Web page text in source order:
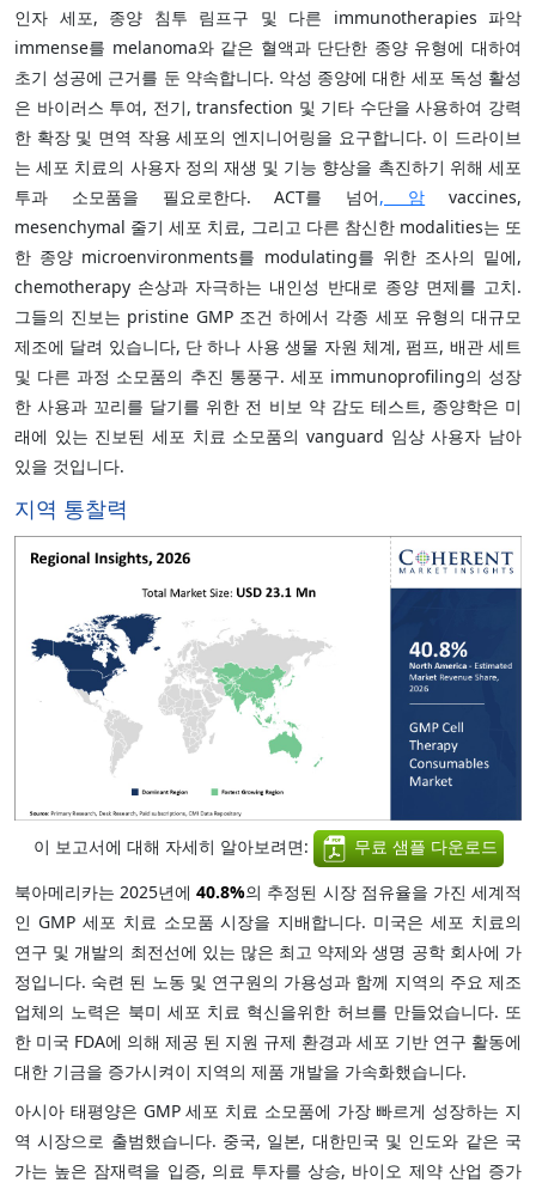
인자 세포, 종양 침투 림프구 및 다른 immunotherapies 파악
immense를 melanoma와 같은 혈액과 단단한 종양 유형에 대하여
초기 성공에 근거를 둔 약속합니다. 악성 종양에 대한 세포 독성 활성
은 바이러스 투여, 전기, transfection 및 기타 수단을 사용하여 강력
한 확장 및 면역 작용 세포의 엔지니어링을 요구합니다. 이 드라이브
는 세포 치료의 사용자 정의 재생 및 기능 향상을 촉진하기 위해 세포
투과 소모품을 필요로한다. ACT를 넘어, 암 vaccines,
mesenchymal 줄기 세포 치료, 그리고 다른 참신한 modalities는 또
한 종양 microenvironments를 modulating를 위한 조사의 밑에,
chemotherapy 손상과 자극하는 내인성 반대로 종양 면제를 고치.
그들의 진보는 pristine GMP 조건 하에서 각종 세포 유형의 대규모
제조에 달려 있습니다, 단 하나 사용 생물 자원 체계, 펌프, 배관 세트
및 다른 과정 소모품의 추진 통풍구. 세포 immunoprofiling의 성장
한 사용과 꼬리를 달기를 위한 전 비보 약 감도 테스트, 종양학은 미
래에 있는 진보된 세포 치료 소모품의 vanguard 임상 사용자 남아
있을 것입니다.
지역 통찰력
이 보고서에 대해 자세히 알아보려면:
무료 샘플 다운로드
북아메리카는 2025년에40.8%의 추정된 시장 점유율을 가진 세계적
인 GMP 세포 치료 소모품 시장을 지배합니다. 미국은 세포 치료의
연구 및 개발의 최전선에 있는 많은 최고 약제와 생명 공학 회사에 가
정입니다. 숙련 된 노동 및 연구원의 가용성과 함께 지역의 주요 제조
업체의 노력은 북미 세포 치료 혁신을위한 허브를 만들었습니다. 또
한 미국 FDA에 의해 제공 된 지원 규제 환경과 세포 기반 연구 활동에
대한 기금을 증가시켜이 지역의 제품 개발을 가속화했습니다.
아시아 태평양은 GMP 세포 치료 소모품에 가장 빠르게 성장하는 지
역 시장으로 출범했습니다. 중국, 일본, 대한민국 및 인도와 같은 국
가는 높은 잠재력을 입증, 의료 투자를 상승, 바이오 제약 산업 증가